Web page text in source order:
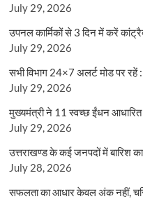
July 29, 2026
उपनल कार्मिकों से 3 दिन में करें
July 29, 2026
सभी विभाग 24×7 अलर्ट मोड पर रहें
July 29, 2026
मुख्यमंत्री ने 11 स्वच्छ ईंधन
July 29, 2026
उत्तराखण्ड के कई जनपदों में बारिश
July 28, 2026
सफलता का आधार केवल अंक नहीं,